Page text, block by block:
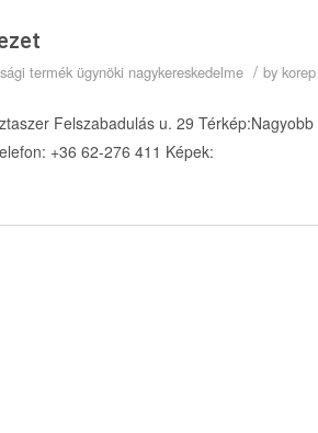
termék ügynöki nagykereskedelme / by korep
Felszabadulás u. 29
+36 62-276 411 Képek: